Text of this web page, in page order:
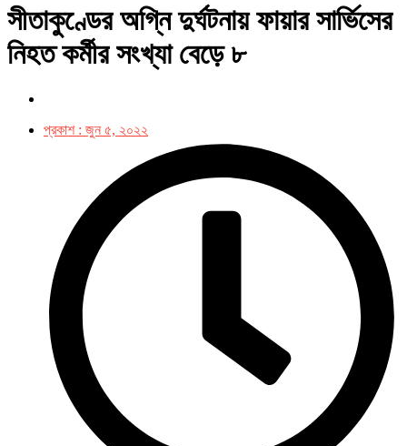
সীতাকুণ্ডের অগ্নি দুর্ঘটনায় ফায়ার সার্ভিসের
নিহত কর্মীর সংখ্যা বেড়ে ৮
প্রকাশ : জুন ৫, ২০২২